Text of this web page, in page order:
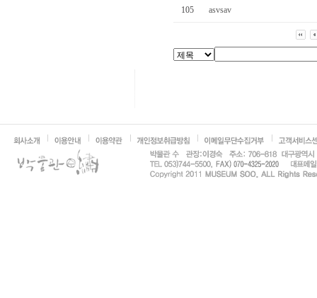
105 asvsav